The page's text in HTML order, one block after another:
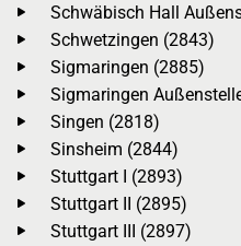
Schwäbisch Hall
Schwetzingen (2843)
Sigmaringen (2885)
Sigmaringen
Singen (2818)
Sinsheim (2844)
Stuttgart I (2893)
Stuttgart II (2895)
Stuttgart III (2897)